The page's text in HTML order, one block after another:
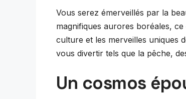
Vous serez émerveillés par la
magnifiques aurores boréales,
culture et les merveilles uniques
vous divertir tels que la pêche,
Un cosmos